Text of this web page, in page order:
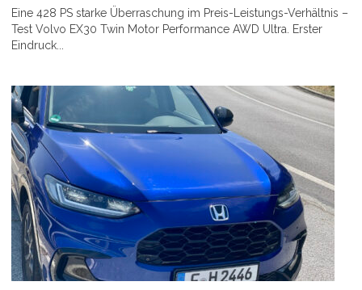
Eine 428 PS starke Überraschung im Preis-Leistungs-Verhältnis –
Test Volvo EX30 Twin Motor Performance AWD Ultra. Erster
Eindruck...